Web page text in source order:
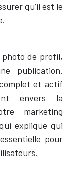
qu’il est le
de profil,
publication.
et actif
envers la
marketing
explique qui
pour